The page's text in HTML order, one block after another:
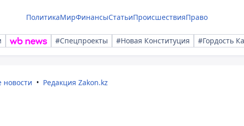
ПолитикаМирФинансыСтатьиПроисшествияПраво
#Спецпроекты #Новая Конституция #Гордость
новости Редакция Zakon.kz